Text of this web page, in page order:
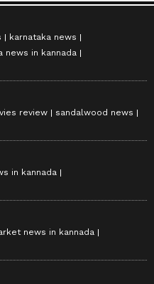
karnataka news
news in kannada
review
sandalwood news
in kannada
news in kannada